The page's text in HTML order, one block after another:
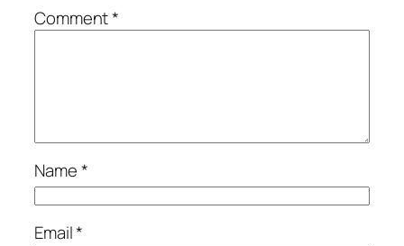
Comment*
Name*
Email*